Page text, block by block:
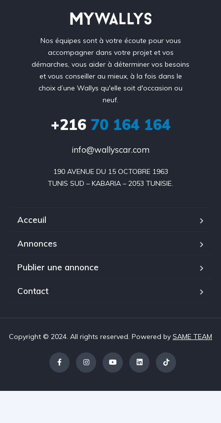
Nos équipes sont à votre écoute pour vous
accompagner dans votre projet et vos
démarches, vous aider à déterminer vos besoins
et vous conseiller au mieux, à la fois dans le
choix d’une Wallys qu'elle soit d'occasion ou
neuf.
+21670 164 164
info@wallyscar.com
190 AVENUE DU 15 OCTOBRE 1963
Acceuil
Annonces
Publier une annonce
Contact
Copyright © 2024. All rights reserved. Powered by SAME TEAM